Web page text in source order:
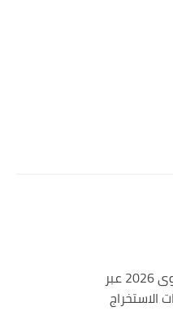
استخراج شهادة إثبات المستوى 2026 عبر